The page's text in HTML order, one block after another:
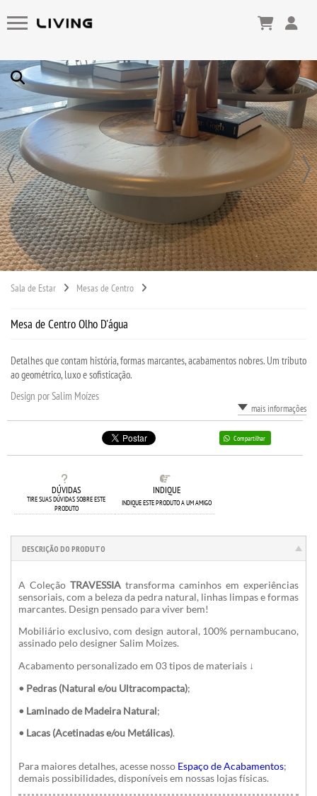
Sala de Estar Mesas de Centro
Mesa de Centro Olho D'água
Detalhes que contam história, formas marcantes, acabamentos nobres. Um tributo
ao geométrico, luxo e sofisticação.
Design por Salim Moízes
mais informações
Compartilhar
DÚVIDAS
TIRE SUAS DÚVIDAS SOBRE ESTE
PRODUTO
INDIQUE
INDIQUE ESTE PRODUTO A UM AMIGO
DESCRIÇÃO DO PRODUTO
A Coleção TRAVESSIA transforma caminhos em experiências
sensoriais, com a beleza da pedra natural, linhas limpas e formas
marcantes. Design pensado para viver bem!
Mobiliário exclusivo, com design autoral, 100% pernambucano,
assinado pelo designer Salim Moizes.
Acabamento personalizado em 03 tipos de materiais ↓
• Pedras (Natural e/ou Ultracompacta);
• Laminado de Madeira Natural;
• Lacas (Acetinadas e/ou Metálicas).
Para maiores detalhes, acesse nosso Espaço de Acabamentos;
demais possibilidades, disponíveis em nossas lojas físicas.